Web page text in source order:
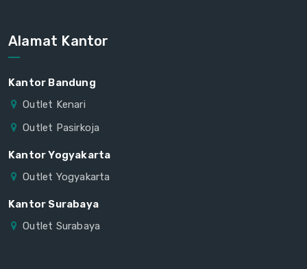
Alamat Kantor
Kantor Bandung
Outlet Kenari
Outlet Pasirkoja
Kantor Yogyakarta
Outlet Yogyakarta
Kantor Surabaya
Outlet Surabaya